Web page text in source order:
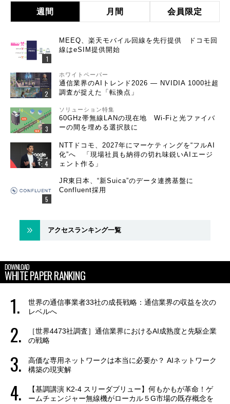
週間 月間 会員限定
MEEQ、楽天モバイル回線を先行提供 ドコモ回
線はeSIM提供開始
ホワイトペーパー
通信業界のAIトレンド2026 ― NVIDIA 1000社超
調査が捉えた「転換点」
ソリューション特集
60GHz帯無線LANの現在地 Wi-Fiと光ファイバ
ーの間を埋める選択肢に
NTTドコモ、2027年にマーケティングを“フルAI
化”へ 「現場社員も納得の切れ味鋭いAIエージ
ェント作る」
JR東日本、“新Suica”のデータ連携基盤に
Confluent採用
アクセスランキング一覧
DOWNLOAD
WHITE PAPER RANKING
世界の通信事業者33社の成長戦略：通信業界の収益を次の
レベルへ
［世界4473社調査］通信業界におけるAI成熟度と先駆企業
の戦略
高価な専用ネットワークは本当に必要か？ AIネットワーク
構築の現実解
【基調講演 K2-4 スリーダブリュー】何もかもが革命！ゲ
ームチェンジャー無線機がローカル５G市場の既存概念を